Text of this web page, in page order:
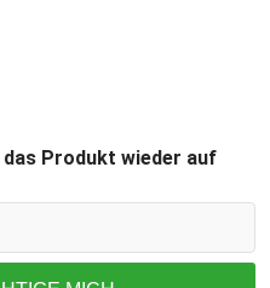
Produkt wieder auf